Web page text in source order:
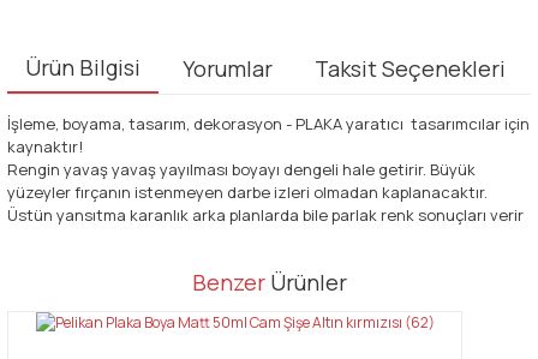
Ürün Bilgisi Yorumlar Taksit Seçenekleri
İşleme, boyama, tasarım, dekorasyon - PLAKA yaratıcı tasarımcılar için
kaynaktır!
Rengin yavaş yavaş yayılması boyayı dengeli hale getirir. Büyük
yüzeyler fırçanın istenmeyen darbe izleri olmadan kaplanacaktır.
Üstün yansıtma karanlık arka planlarda bile parlak renk sonuçları verir
Bu ürüne ilk yorumu siz yapın!
Bu ürünün fiyat bilgisi, resim, ürün açıklamalarında ve diğer
tarafımıza iletebilirsiniz.
Benzer Ürünler